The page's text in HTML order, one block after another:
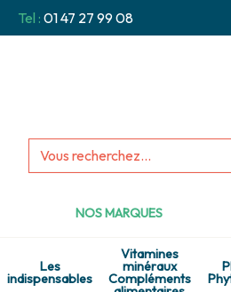
Tel : 01 47 27 99 08
NOS MARQUES
Les
indispensables
Vitamines
minéraux
Compléments